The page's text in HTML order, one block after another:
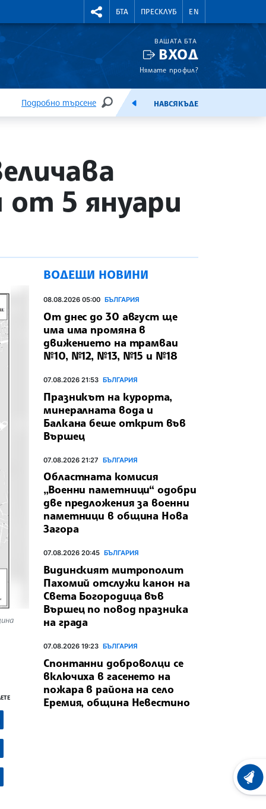
КУРСОВЕ RIGHTMENU.SOCIAL
БТА ПРЕСКЛУБ EN
ВАШАТА БТА
ВХОД
Нямате профил?
Подробно търсене
ТЪРСЕНЕЕМИСИЯНАВСЯКЪДЕ
5 януари
ВОДЕЩИ НОВИНИ
08.08.2026 05:00 БЪЛГАРИЯ
От днес до 30 август ще
има има промяна в
движението на трамваи
№10, №12, №13, №15 и №18
07.08.2026 21:53 БЪЛГАРИЯ
Празникът на курорта,
минералната вода и
Балкана беше открит във
Вършец
07.08.2026 21:27 БЪЛГАРИЯ
Областната комисия
„Военни паметници“ одобри
две предложения за военни
паметници в община Нова
Загора
07.08.2026 20:45 БЪЛГАРИЯ
Видинският митрополит
Пахомий отслужи канон на
Света Богородица във
Вършец по повод празника
на града
07.08.2026 19:23 БЪЛГАРИЯ
Спонтанни доброволци се
включиха в гасенето на
пожара в района на село
Еремия, община Невестино